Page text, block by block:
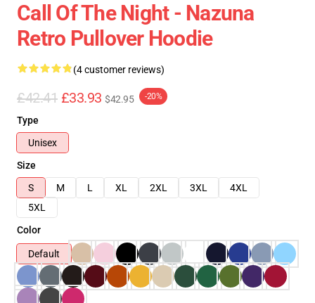
Call Of The Night - Nazuna
Retro Pullover Hoodie
(4 customer reviews)
£42.41 £33.93 $42.95 -20%
Type
Unisex
Size
S
M L XL 2XL 3XL
4XL
5XL
Color
Default